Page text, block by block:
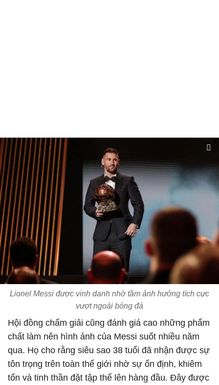
Lionel Messi được vinh danh nhờ tầm ảnh hưởng tích cực
vượt ngoài bóng đá
Hội đồng chấm giải cũng đánh giá cao những phẩm
chất làm nên hình ảnh của Messi suốt nhiều năm
qua. Họ cho rằng siêu sao 38 tuổi đã nhận được sự
tôn trọng trên toàn thế giới nhờ sự ổn định, khiêm
tốn và tinh thần đặt tập thể lên hàng đầu. Đây được